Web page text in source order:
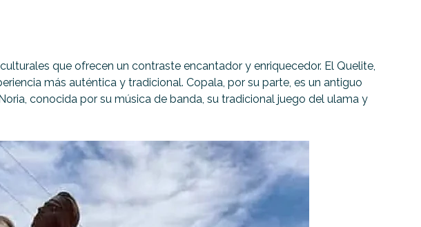
que ofrecen un contraste encantador y enriquecedor. El Quelite,
más auténtica y tradicional. Copala, por su parte, es un antiguo
conocida por su música de banda, su tradicional juego del ulama y